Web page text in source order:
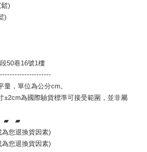
)
)
50巷16號1樓
，單位為公分cm。
±2cm為國際驗貨標準可接受範圍，並非屬
▰　▰
您退換貨因素)
您退換貨因素)